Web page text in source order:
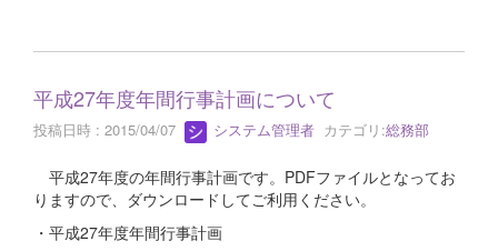
平成27年度年間行事計画について
投稿日時 : 2015/04/07 システム管理者 カテゴリ:総務部
平成27年度の年間行事計画です。PDFファイルとなってお
りますので、ダウンロードしてご利用ください。
・平成27年度年間行事計画